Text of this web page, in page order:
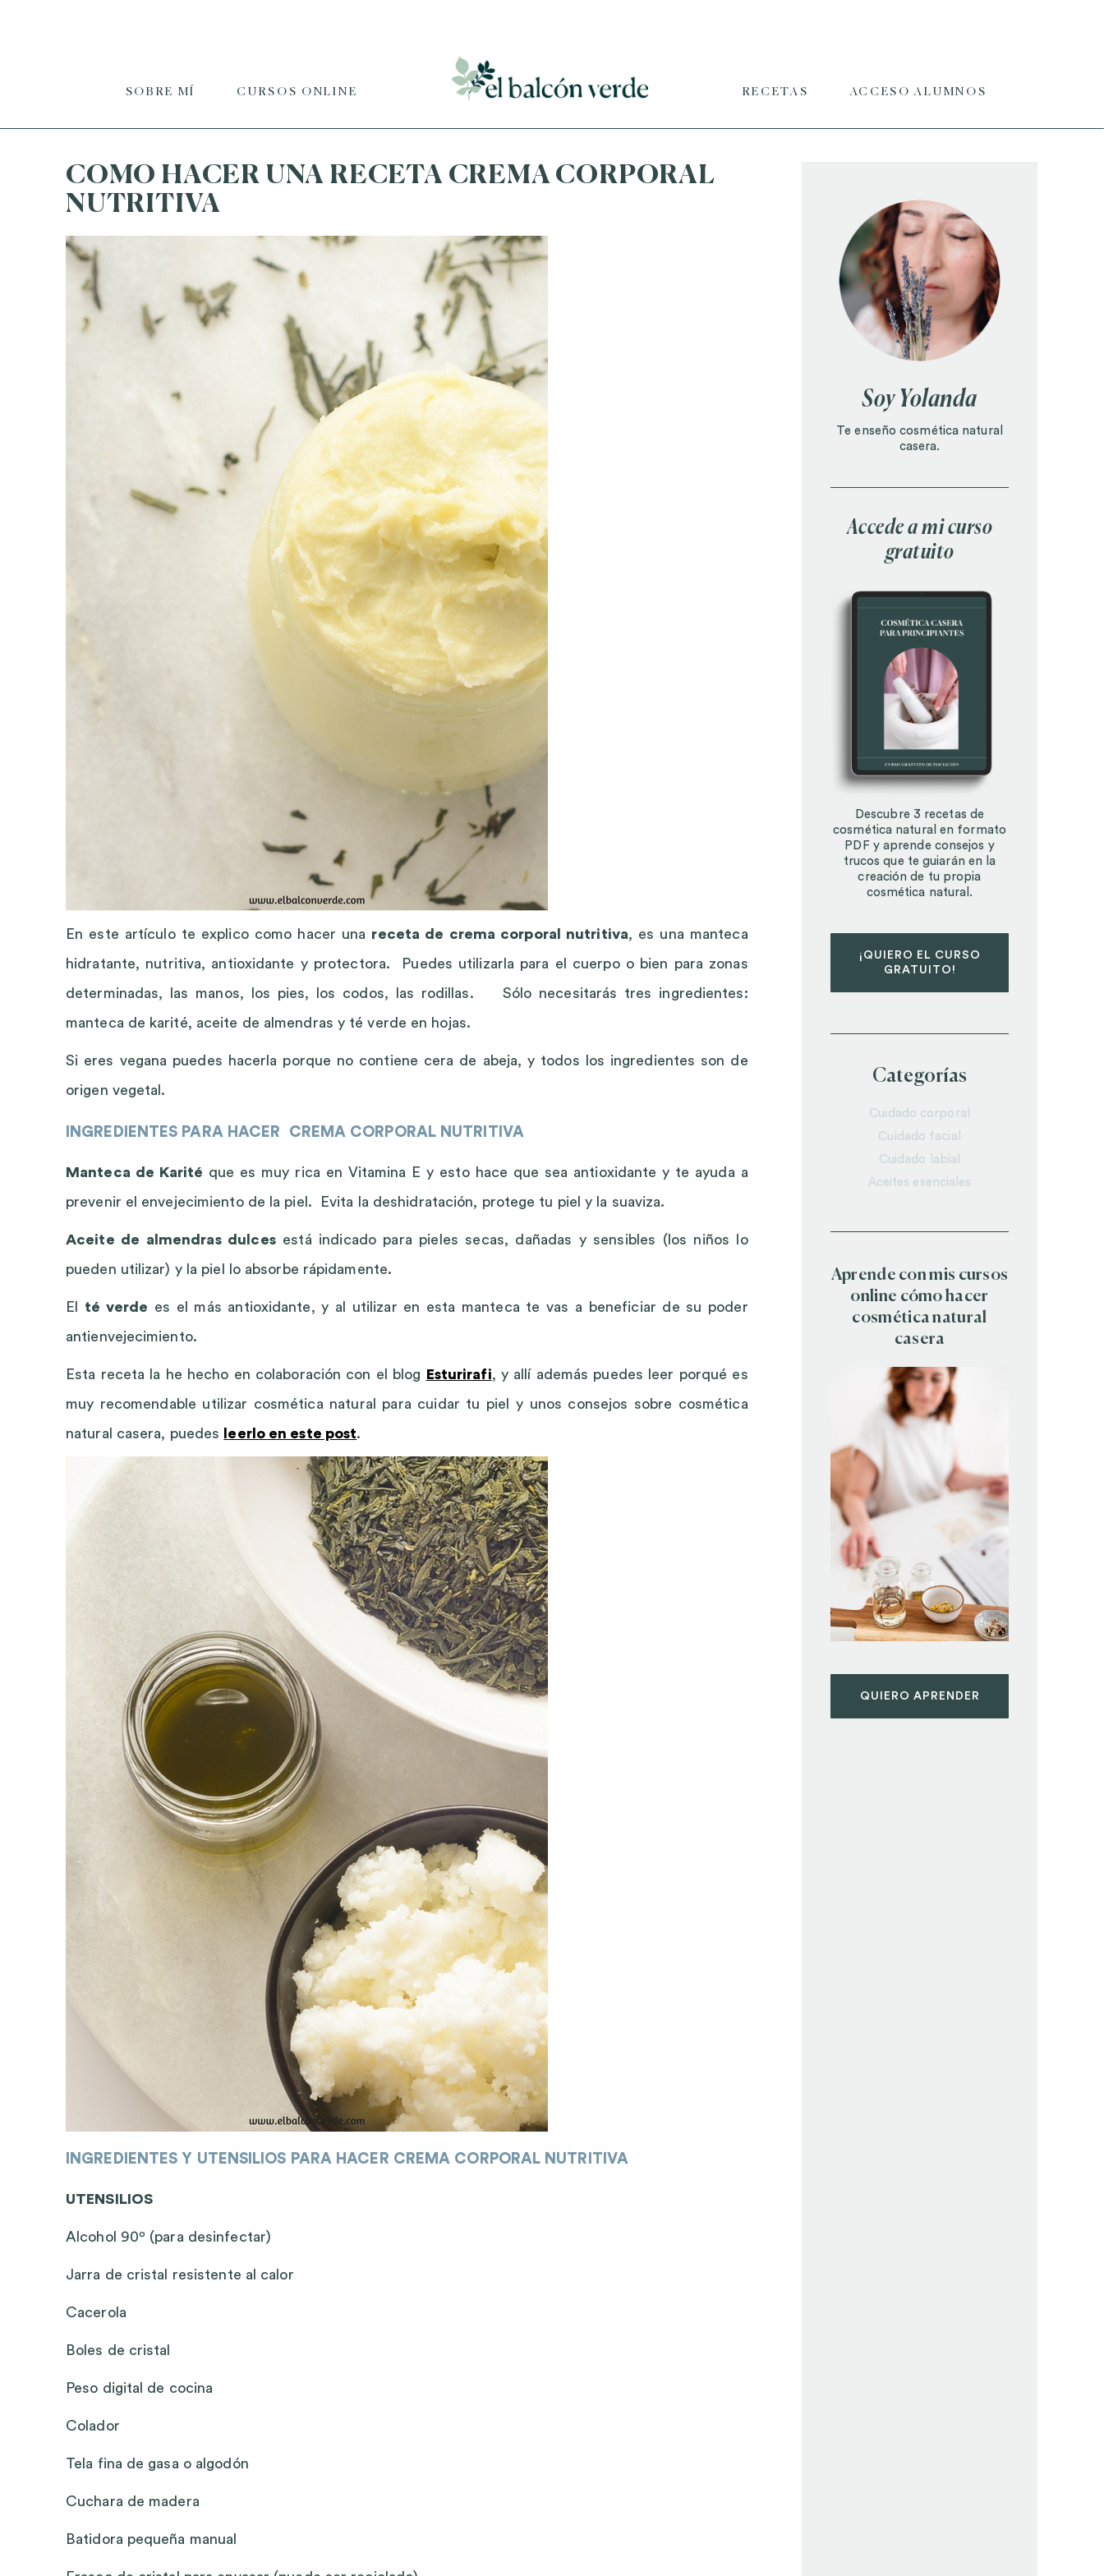
SOBRE MÍ CURSOS ONLINE RECETAS ACCESO ALUMNOS
COMO HACER UNA RECETA CREMA CORPORAL
NUTRITIVA
En este artículo te explico como hacer una receta de crema corporal nutritiva, es una manteca
hidratante, nutritiva, antioxidante y protectora. Puedes utilizarla para el cuerpo o bien para zonas
determinadas, las manos, los pies, los codos, las rodillas. Sólo necesitarás tres ingredientes:
manteca de karité, aceite de almendras y té verde en hojas.
Si eres vegana puedes hacerla porque no contiene cera de abeja, y todos los ingredientes son de
origen vegetal.
INGREDIENTES PARA HACER CREMA CORPORAL NUTRITIVA
Manteca de Karité que es muy rica en Vitamina E y esto hace que sea antioxidante y te ayuda a
prevenir el envejecimiento de la piel. Evita la deshidratación, protege tu piel y la suaviza.
Aceite de almendras dulcesestá indicado para pieles secas, dañadas y sensibles (los niños lo
pueden utilizar) y la piel lo absorbe rápidamente.
El té verde es el más antioxidante, y al utilizar en esta manteca te vas a beneficiar de su poder
antienvejecimiento.
Esta receta la he hecho en colaboración con el blog Esturirafi, y allí además puedes leer porqué es
muy recomendable utilizar cosmética natural para cuidar tu piel y unos consejos sobre cosmética
natural casera, puedes
leerlo en este post.
INGREDIENTES Y UTENSILIOS PARA HACER CREMA CORPORAL NUTRITIVA
UTENSILIOS
Alcohol 90º (para desinfectar)
Jarra de cristal resistente al calor
Cacerola
Boles de cristal
Peso digital de cocina
Colador
Tela fina de gasa o algodón
Cuchara de madera
Batidora pequeña manual
Soy Yolanda
Te enseño cosmética natural
casera.
Accede a mi curso
gratuito
Descubre 3 recetas de
cosmética natural en formato
PDF y aprende consejos y
trucos que te guiarán en la
creación de tu propia
cosmética natural.
¡QUIERO EL CURSO
GRATUITO!
Categorías
Cuidado corporal
Cuidado facial
Cuidado labial
Aceites esenciales
Aprende con mis cursos
online cómo hacer
cosmética natural
casera
QUIERO APRENDER